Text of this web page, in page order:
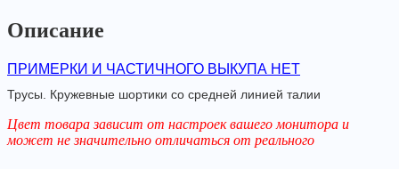
Описание
ПРИМЕРКИ И ЧАСТИЧНОГО ВЫКУПА НЕТ
Трусы. Кружевные шортики со средней линией талии
Цвет товара зависит от настроек вашего монитора и
может не значительно отличаться от реального